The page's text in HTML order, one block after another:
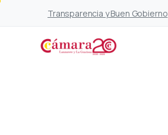
Transparencia y Buen Gobierno